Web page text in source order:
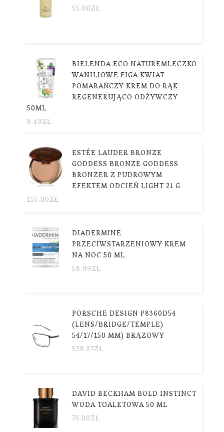
55.00ZŁ
BIELENDA ECO NATUREMLECZKO
WANILIOWE FIGA KWIAT
POMARAŃCZY KREM DO RĄK
REGENERUJĄCO ODŻYWCZY
50ML
8.49ZŁ
ESTÉE LAUDER BRONZE
GODDESS BRONZE GODDESS
BRONZER Z PUDROWYM
EFEKTEM ODCIEŃ LIGHT 21 G
155.00ZŁ
DIADERMINE
PRZECIWSTARZENIOWY KREM
NA NOC 50 ML
58.99ZŁ
PORSCHE DESIGN P8360D54
(LENS/BRIDGE/TEMPLE)
54/17/150 MM) BRĄZOWY
528.37ZŁ
DAVID BECKHAM BOLD INSTINCT
WODA TOALETOWA 50 ML
75.00ZŁ